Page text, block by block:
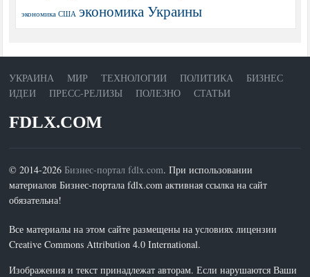
экономика США экономика Украины
УКРАИНА МИР ТЕХНОЛОГИИ ПОЛИТИКА
БИЗНЕС
ИДЕИ
ПРЕСС-РЕЛИЗЫ ПОЛЕЗНО СТАТЬИ
FDLX.COM
© 2014-2026Бизнес-портал fdlx.com. При использовании
материалов Бизнес-портала fdlx.com активная ссылка на сайт
обязательна!
Все материалы на этом сайте размещены на условиях лицензии
Creative Commons Attribution 4.0 International.
Изображения и текст принадлежат авторам. Если нарушаются Ваши